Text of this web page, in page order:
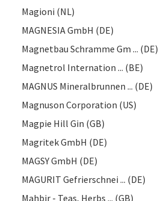
Magioni (NL)
MAGNESIA GmbH (DE)
Magnetbau Schramme Gm ... (DE)
Magnetrol Internation ... (BE)
MAGNUS Mineralbrunnen ... (DE)
Magnuson Corporation (US)
Magpie Hill Gin (GB)
Magritek GmbH (DE)
MAGSY GmbH (DE)
MAGURIT Gefrierschnei ... (DE)
Mahbir - Teas, Herbs ... (GB)